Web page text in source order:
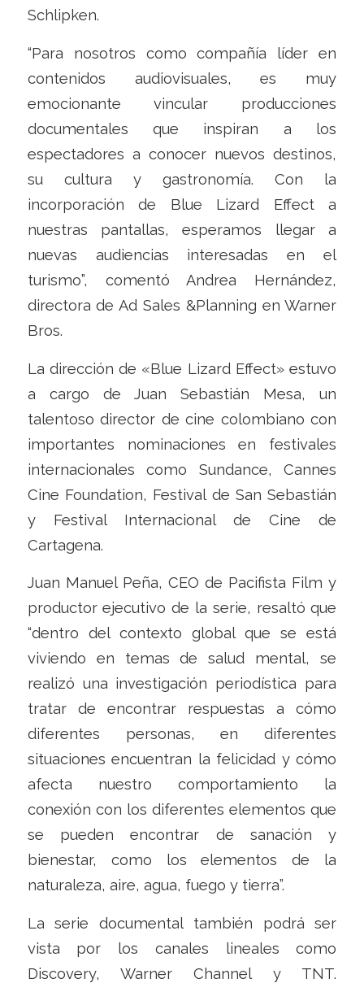
Schlipken.
“Para nosotros como compañía líder en
contenidos audiovisuales, es muy
emocionante vincular producciones
documentales que inspiran a los
espectadores a conocer nuevos destinos,
su cultura y gastronomía. Con la
incorporación de Blue Lizard Effect a
nuestras pantallas, esperamos llegar a
nuevas audiencias interesadas en el
turismo”, comentó Andrea Hernández,
directora de Ad Sales &Planning en Warner
Bros.
La dirección de «Blue Lizard Effect» estuvo
a cargo de Juan Sebastián Mesa, un
talentoso director de cine colombiano con
importantes nominaciones en festivales
internacionales como Sundance, Cannes
Cine Foundation, Festival de San Sebastián
y Festival Internacional de Cine de
Cartagena.
Juan Manuel Peña, CEO de Pacifista Film y
productor ejecutivo de la serie, resaltó que
“dentro del contexto global que se está
viviendo en temas de salud mental, se
realizó una investigación periodística para
tratar de encontrar respuestas a cómo
diferentes personas, en diferentes
situaciones encuentran la felicidad y cómo
afecta nuestro comportamiento la
conexión con los diferentes elementos que
se pueden encontrar de sanación y
bienestar, como los elementos de la
naturaleza, aire, agua, fuego y tierra”.
La serie documental también podrá ser
vista por los canales lineales como
Discovery, Warner Channel y TNT.